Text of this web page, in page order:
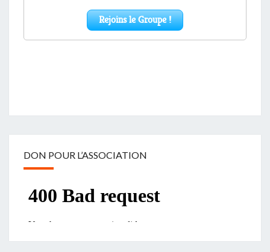
DON POUR L’ASSOCIATION